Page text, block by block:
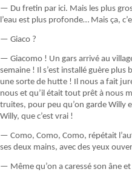
— Du fretin par ici. Mais les plus
l’eau est plus profonde… Mais ça,
— Giaco ?
— Giacomo ! Un gars arrivé au
semaine ! Il s’est installé guère plus
une sorte de hutte ! Il nous a fait
nous et qu’il était tout prêt à nous
truites, pour peu qu’on garde Willy
Willy, que c’est vrai !
— Como, Como, Como, répétait
ses deux mains, avec des yeux
— Même qu’on a caressé son âne